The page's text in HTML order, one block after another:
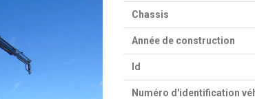
Chassis
Année de construction
Id
Numéro d'identification